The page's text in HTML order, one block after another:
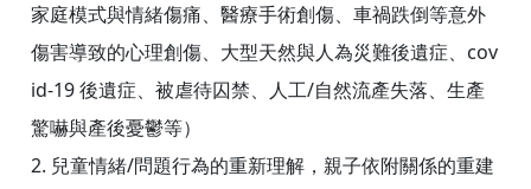
家庭模式與情緒傷痛、醫療手術創傷、車禍跌倒等意外
傷害導致的心理創傷、大型天然與人為災難後遺症、cov
id-19 後遺症、被虐待囚禁、人工/自然流產失落、生產
驚嚇與產後憂鬱等）
2. 兒童情緒/問題行為的重新理解，親子依附關係的重建